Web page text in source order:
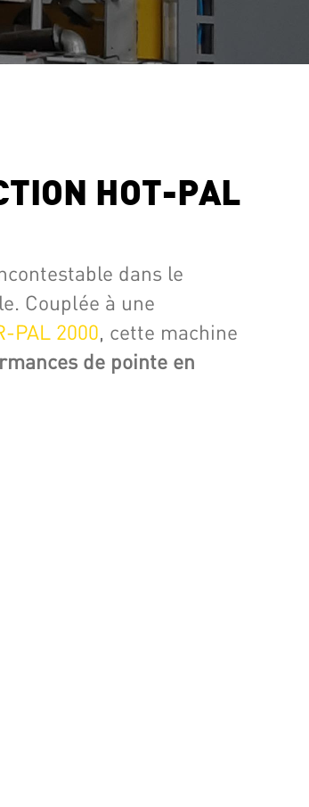
HOT-PAL
dans le
Couplée à une
PAL 2000, cette machine
de pointe en